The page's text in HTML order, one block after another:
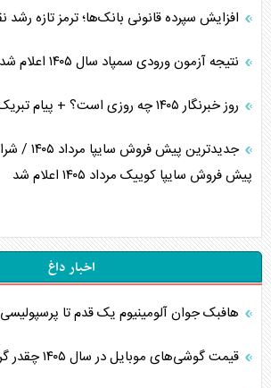
افزایش سپرده قانونی بانک‌ها؛ ترمز تازه رشد
نتیجه آزمون ورودی سمپاد سال ۱۴۰۵ اعلام شد
روز خبرنگار ۱۴۰۵ چه روزی است؟ + پیام تبریک روز خبرنگار ۱۴۰۵
جدیدترین
پیش فروش سایپا کوییک مرداد ۱۴۰۵ اعلام شد
اخبار داغ
هافبک جوان آلومینیوم یک قدم تا
قیمت گوشی‌های موبایل در سال ۱۴۰۵ چقدر گران شد؟